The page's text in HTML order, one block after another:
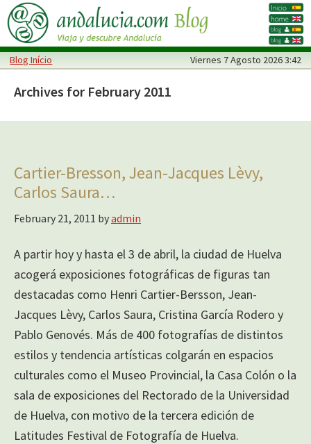
Skip
to
main
content
Skip
to
primary
sidebar
Blog Início Viernes 7 Agosto 2026 3:42
Archives for February 2011
Cartier-Bresson, Jean-Jacques Lèvy,
Carlos Saura…
February 21, 2011 byadmin
A partir hoy y hasta el 3 de abril, la ciudad de Huelva
acogerá exposiciones fotográficas de figuras tan
destacadas como Henri Cartier-Bersson, Jean-
Jacques Lèvy, Carlos Saura, Cristina García Rodero y
Pablo Genovés. Más de 400 fotografías de distintos
estilos y tendencia artísticas colgarán en espacios
culturales como el Museo Provincial, la Casa Colón o la
sala de exposiciones del Rectorado de la Universidad
de Huelva, con motivo de la tercera edición de
Latitudes Festival de Fotografía de Huelva.